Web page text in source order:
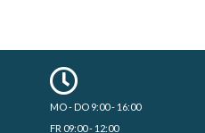
MO - DO 9:00 - 16:00
FR 09:00 - 12:00